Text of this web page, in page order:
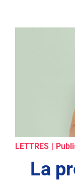
LETTRES |
La